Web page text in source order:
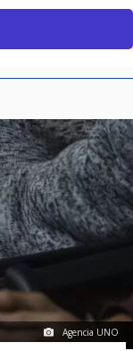
Agencia UNO